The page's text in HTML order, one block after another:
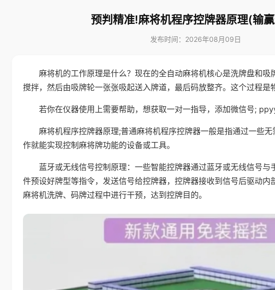
预判精准!麻将机程序控牌器原理(输
发布时间：2026年08月09日
麻将机的工作原理是什么？现在的全自动麻将机核心是洗牌盘和吸
搅拌，然后由吸牌轮一张张吸起送入牌道，最后码放整齐。这个过程是
若你在仪器使用上需要帮助，想获取一对一指导，添加微信号;
麻将机程序控牌器原理;普通麻将机程序控牌器一般是指通过一些
作就能实现控制麻将牌功能的设备或工具。
蓝牙或无线信号控制原理：一些智能控牌器通过蓝牙或无线信号与
件预设好牌型等指令，发送信号给控牌器，控牌器接收到信号后驱动内
麻将机洗牌、码牌过程中进行干预，达到控牌目的。